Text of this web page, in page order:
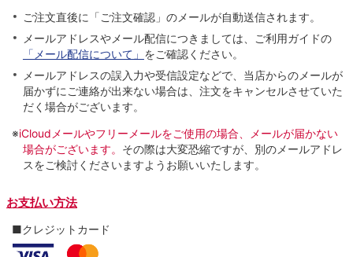
ご注文直後に「ご注文確認」のメールが自動送信されます。
メールアドレスやメール配信につきましては、ご利用ガイドの
「メール配信について」 をご確認ください。
メールアドレスの誤入力や受信設定などで、当店からのメールが
届かずにご連絡が出来ない場合は、注文をキャンセルさせていた
だく場合がございます。
※iCloudメールやフリーメールをご使用の場合、メールが届かない
場合がございます。 その際は大変恐縮ですが、別のメールアドレ
スをご検討くださいますようお願いいたします。
お支払い方法
■クレジットカード